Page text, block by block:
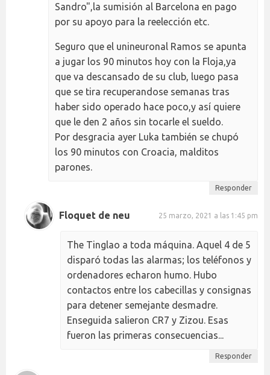
Sandro",la sumisión al Barcelona en pago
por su apoyo para la reelección etc.
Seguro que el unineuronal Ramos se apunta
a jugar los 90 minutos hoy con la Floja,ya
que va descansado de su club, luego pasa
que se tira recuperandose semanas tras
haber sido operado hace poco,y así quiere
que le den 2 años sin tocarle el sueldo.
Por desgracia ayer Luka también se chupó
los 90 minutos con Croacia, malditos
parones.
Responder
Floquet de neu 25 marzo, 2021 a las 1:45 pm
The Tinglao a toda máquina. Aquel 4 de 5
disparó todas las alarmas; los teléfonos y
ordenadores echaron humo. Hubo
contactos entre los cabecillas y consignas
para detener semejante desmadre.
Enseguida salieron CR7 y Zizou. Esas
fueron las primeras consecuencias...
Responder